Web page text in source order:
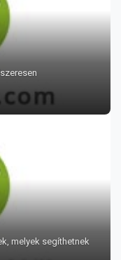
melyek segíthetnek